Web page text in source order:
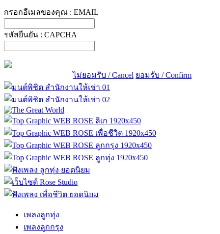
กรอกอีเมลของคุณ : EMAIL
รหัสยืนยัน : CAPCHA
ไม่ยอมรับ / Cancel ยอมรับ / Confirm
เพลงลูกทุ่ง
เพลงลูกกรุง